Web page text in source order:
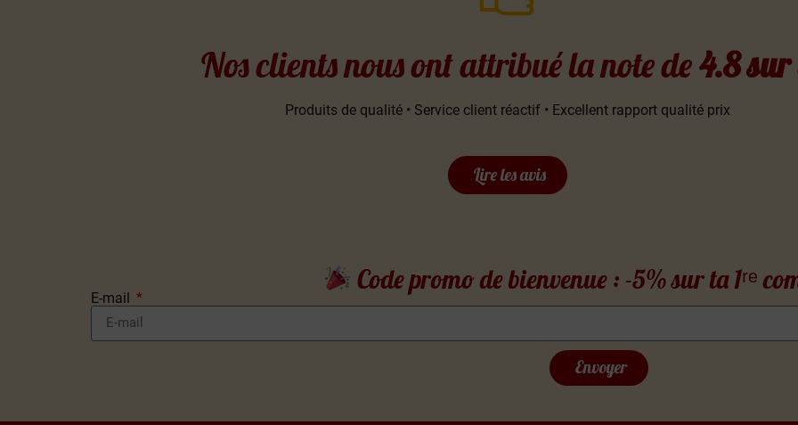
Nos clients nous ont attribué la note de4.8
Produits de qualité • Service client réactif • Excellent rapport qualité prix
Lire les avis
Code promo de bienvenue : -5% sur ta 1ʳᵉ
E-mail
Envoyer